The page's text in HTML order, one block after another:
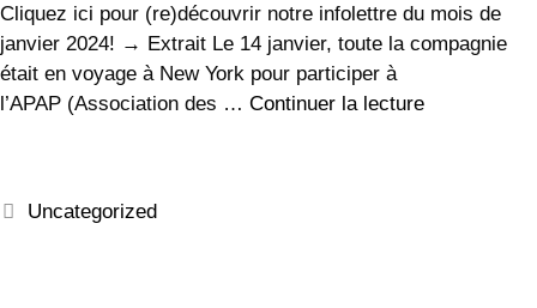
Cliquez ici pour (re)découvrir notre infolettre du mois de
janvier 2024! → Extrait Le 14 janvier, toute la compagnie
était en voyage à New York pour participer à
l’APAP (Association des … Continuer la lecture
Uncategorized